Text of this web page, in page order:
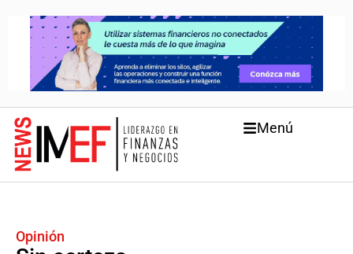
Menú
Opinión